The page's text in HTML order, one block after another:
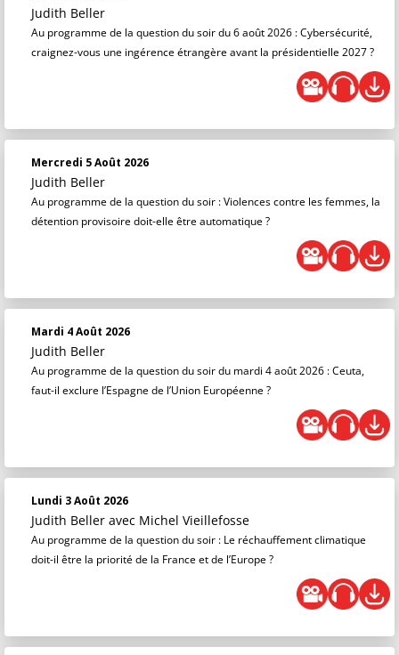
Judith Beller
Au programme de la question du soir du 6 août 2026 : Cybersécurité,
craignez-vous une ingérence étrangère avant la présidentielle 2027 ?
Mercredi 5 Août 2026
Judith Beller
Au programme de la question du soir : Violences contre les femmes, la
détention provisoire doit-elle être automatique ?
Mardi 4 Août 2026
Judith Beller
Au programme de la question du soir du mardi 4 août 2026 : Ceuta,
faut-il exclure l’Espagne de l’Union Européenne ?
Lundi 3 Août 2026
Judith Beller avec Michel Vieillefosse
Au programme de la question du soir : Le réchauffement climatique
doit-il être la priorité de la France et de l’Europe ?